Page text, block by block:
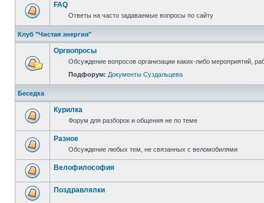
FAQ
Ответы на часто задаваемые вопросы по сайту
Клуб "Чистая энергия"
Оргвопросы
Обсуждение вопросов организации каких-либо мероприятий,
Подфорум: Документы Суздальцева
Беседка
Курилка
Форум для разборок и общения не по теме
Разное
Обсуждение любых тем, не связанных с веломобилями
Велофилософия
Поздравлялки